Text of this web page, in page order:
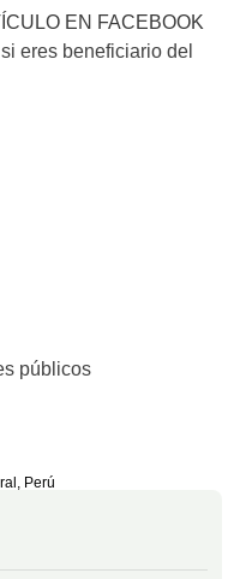
EN FACEBOOK
eres beneficiario del
públicos
, Perú